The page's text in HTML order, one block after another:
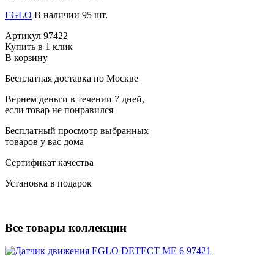
EGLO В наличии 95 шт.
Артикул 97422
Купить в 1 клик
В корзину
Бесплатная доставка по Москве
Вернем деньги в течении 7 дней,
если товар не понравился
Бесплатный просмотр выбранных
товаров у вас дома
Сертификат качества
Установка в подарок
Все товары коллекции